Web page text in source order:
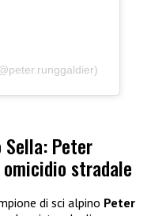
Sella: Peter
stradale
di sci alpino Peter